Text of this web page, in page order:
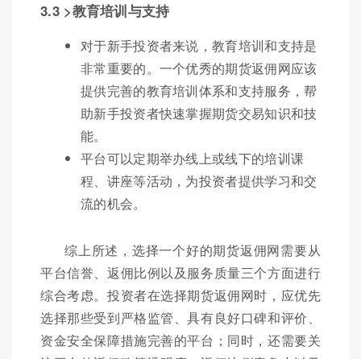
3.3 >教育培训与支持
对于新手投资者来说，教育培训和支持是
非常重要的。一个优秀的期货返佣网应该
提供完善的教育培训体系和支持服务，帮
助新手投资者快速掌握期货交易知识和技
能。
平台可以定期举办线上或线下的培训课
程、讲座等活动，为投资者提供学习和交
流的机会。
综上所述，选择一个好的期货返佣网需要从
平台信誉、返佣比例以及服务质量三个方面进行
综合考虑。投资者在选择期货返佣网时，应优先
选择那些受到严格监管、具有良好口碑和评价、
资金安全保障措施完善的平台；同时，还需要关